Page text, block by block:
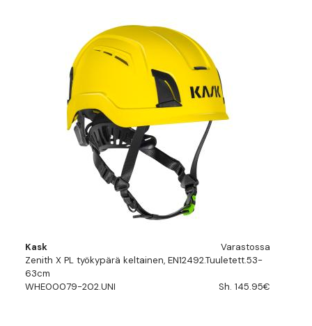
Kask
Varastossa
Zenith X PL työkypärä keltainen, EN12492.Tuuletett.53-
63cm
WHE00079-202.UNI
Sh. 145.95€